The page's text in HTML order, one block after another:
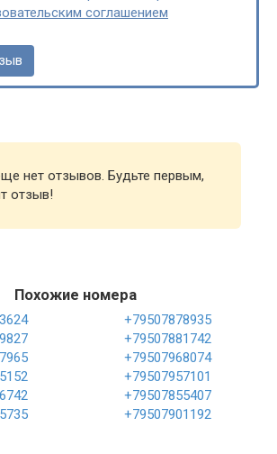
соглашением
нет отзывов. Будьте первым,
отзыв!
Похожие номера
+79507878935
+79507881742
+79507968074
+79507957101
+79507855407
+79507901192